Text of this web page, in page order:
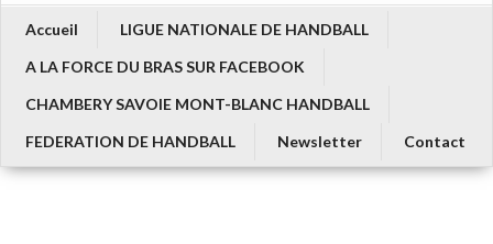
Accueil
LIGUE NATIONALE DE HANDBALL
A LA FORCE DU BRAS SUR FACEBOOK
CHAMBERY SAVOIE MONT-BLANC HANDBALL
FEDERATION DE HANDBALL
Newsletter Contact